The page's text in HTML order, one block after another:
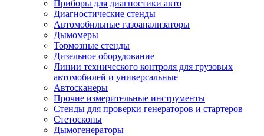
Приборы для диагностики авто
Диагностические стенды
Автомобильные газоанализаторы
Дымомеры
Тормозные стенды
Дизельное оборудование
Линии технического контроля для грузовых
автомобилей и универсальные
Автосканеры
Прочие измерительные инструменты
Стенды для проверки генераторов и стартеров
Стетоскопы
Дымогенераторы